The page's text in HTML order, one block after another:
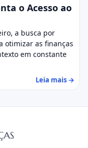
o Acesso ao
a busca por
otimizar as finanças
em constante
Leia mais →